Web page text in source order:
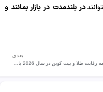
در بلندمدت در بازار بمانند و
بعدی